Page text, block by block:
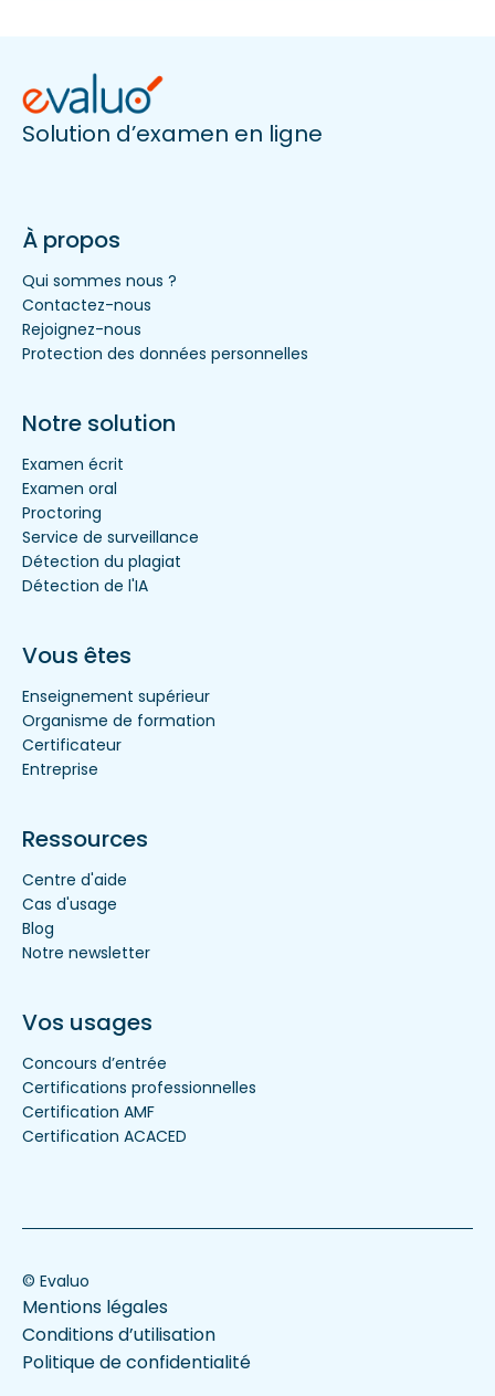
Solution d’examen en ligne
À propos
Qui sommes nous ?
Contactez-nous
Rejoignez-nous
Protection des données personnelles
Notre solution
Examen écrit
Examen oral
Proctoring
Service de surveillance
Détection du plagiat
Détection de l'IA
Vous êtes
Enseignement supérieur
Organisme de formation
Certificateur
Entreprise
Ressources
Centre d'aide
Cas d'usage
Blog
Notre newsletter
Vos usages
Concours d’entrée
Certifications professionnelles
Certification AMF
Certification ACACED
© Evaluo
Mentions légales
Conditions d’utilisation
Politique de confidentialité